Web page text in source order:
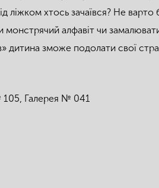
ліжком хтось зачаївся? Не
алфавіт чи
дитина зможе подолати свої
Галерея № 041